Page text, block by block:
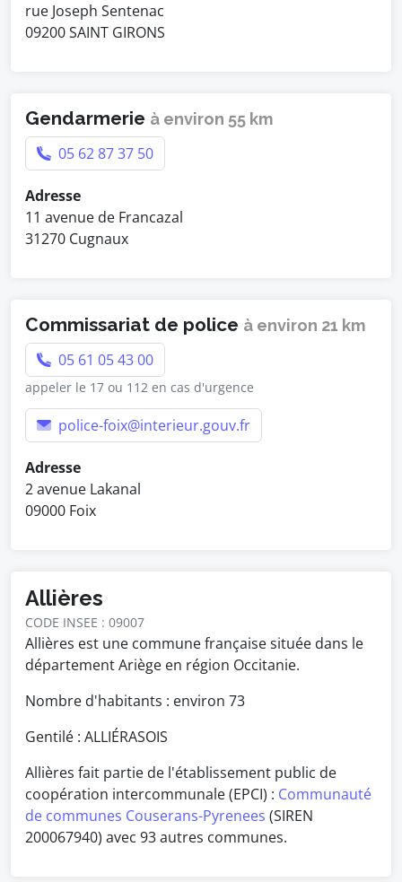
rue Joseph Sentenac
09200 SAINT GIRONS
Gendarmerie à environ 55 km
05 62 87 37 50
Adresse
11 avenue de Francazal
31270 Cugnaux
Commissariat de police à environ 21 km
05 61 05 43 00
appeler le 17 ou 112 en cas d'urgence
police-foix@interieur.gouv.fr
Adresse
2 avenue Lakanal
09000 Foix
Allières
CODE INSEE : 09007
Allières est une commune française située dans le
département Ariège en région Occitanie.
Nombre d'habitants : environ 73
Gentilé : ALLIÉRASOIS
Allières fait partie de l'établissement public de
coopération intercommunale (EPCI) : Communauté
de communes Couserans-Pyrenees (SIREN
200067940) avec 93 autres communes.